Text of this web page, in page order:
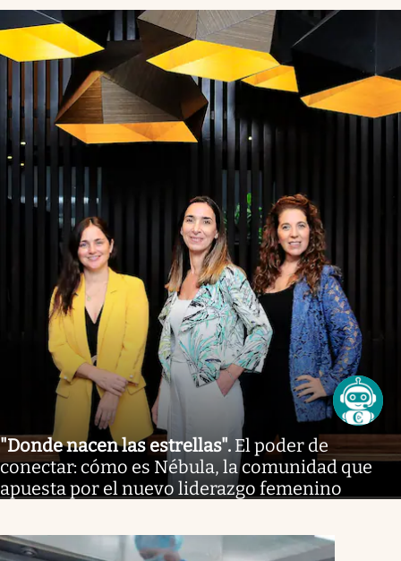
"Donde nacen las estrellas". El poder de
conectar: cómo es Nébula, la comunidad que
apuesta por el nuevo liderazgo femenino